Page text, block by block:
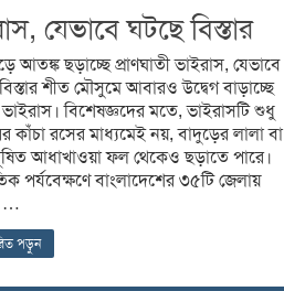
যেভাবে ঘটছে বিস্তার
আতঙ্ক ছড়াচ্ছে প্রাণঘাতী ভাইরাস, যেভাবে
শীত মৌসুমে আবারও উদ্বেগ বাড়াচ্ছে
বিশেষজ্ঞদের মতে, ভাইরাসটি শুধু
কাঁচা রসের মাধ্যমেই নয়, বাদুড়ের লালা বা
আধাখাওয়া ফল থেকেও ছড়াতে পারে।
পর্যবেক্ষণে বাংলাদেশের ৩৫টি জেলায়
…
পড়ুন